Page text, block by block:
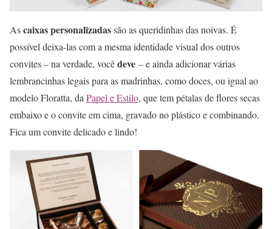
Ascaixas personalizadassão as queridinhas das noivas. É
possível deixa-las com a mesma identidade visual dos outros
convites – na verdade, vocêdeve – e ainda adicionar várias
lembrancinhas legais para as madrinhas, como doces, ou igual ao
modelo Floratta, daPapel e Estilo, que tem pétalas de flores secas
embaixo e o convite em cima, gravado no plástico e combinando.
Fica um convite delicado e lindo!